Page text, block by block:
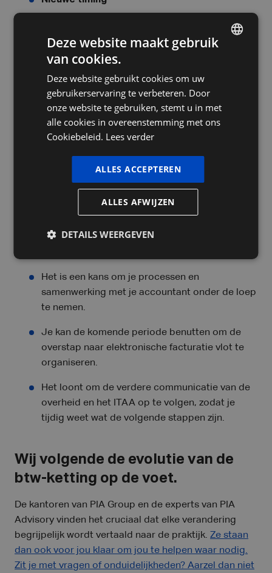
Er komt een aangepaste en meer realistische tijdslijn.
Zodra die beschikbaar is, wordt die breed
gecommuniceerd.
Rekeningnummer btw-betalingen
Belangrijk: het bestaande rekeningnummerBE22 6792
0030 0047blijft voorlopig geldig. Het nieuwe nummer
dat eerder werd aangekondigd, mag dus niet gebruikt
Wat betekent dit voor
ondernemers?
Voor ondernemers is dit uitstel geen reden om
Het is een kans om je processen en
samenwerking met je accountant onder de loep
te nemen.
Je kan de komende periode benutten om de
overstap naar elektronische facturatie vlot te
organiseren.
Het loont om de verdere communicatie van de
overheid en het ITAA op te volgen, zodat je
tijdig weet wat de volgende stappen zijn.
Wij volgende de evolutie van de
btw-ketting op de voet.
De kantoren van PIA Group en de experts van PIA
Advisory vinden het cruciaal dat elke verandering
begrijpelijk wordt vertaald naar de praktijk. Ze staan
dan ook voor jou klaar om jou te helpen waar nodig.
Zit je met vragen of onduidelijkheden? Aarzel dan niet
Deze website maakt gebruik
van cookies.
Deze website gebruikt cookies om uw
gebruikerservaring te verbeteren. Door
onze website te gebruiken, stemt u in met
alle cookies in overeenstemming met ons
Cookiebeleid. Lees verder
ALLES ACCEPTEREN
ALLES AFWIJZEN
DETAILS WEERGEVEN